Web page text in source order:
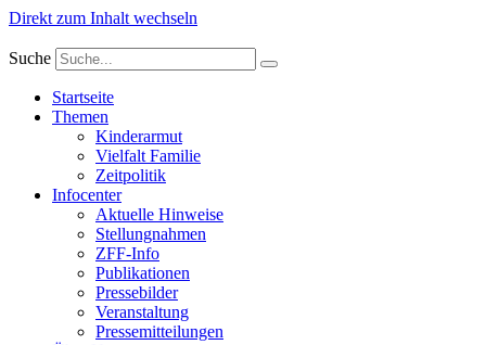
Direkt zum Inhalt wechseln
Suche
Startseite
Themen
Kinderarmut
Vielfalt Familie
Zeitpolitik
Infocenter
Aktuelle Hinweise
Stellungnahmen
ZFF-Info
Publikationen
Pressebilder
Veranstaltung
Pressemitteilungen